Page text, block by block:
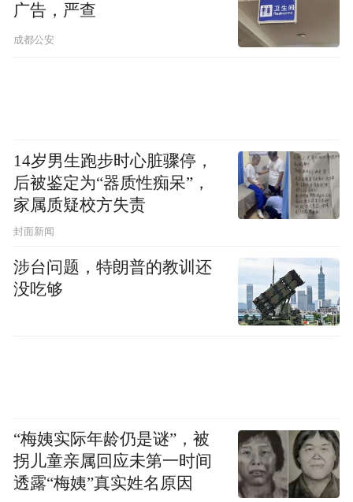
广告，严查
成都公安
14岁男生跑步时心脏骤停，
后被鉴定为“器质性痴呆”，
家属质疑校方失责
封面新闻
涉台问题，特朗普的教训还
没吃够
“梅姨实际年龄仍是谜”，被
拐儿童亲属回应未第一时间
透露“梅姨”真实姓名原因